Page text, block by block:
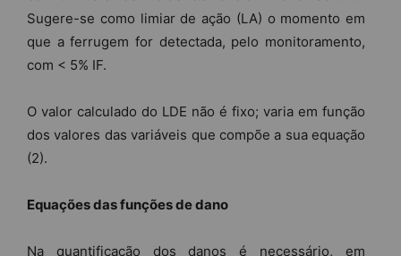
Sugere-se como limiar de ação (LA) o momento em
que a ferrugem for detectada, pelo monitoramento,
com < 5% IF.
O valor calculado do LDE não é fixo; varia em função
dos valores das variáveis que compõe a sua equação
(2).
Equações das funções de dano
Na quantificação dos danos é necessário, em